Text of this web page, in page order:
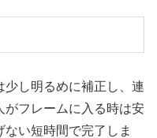
少し明るめに補正し、連
がフレームに入る時は安
い短時間で完了しま